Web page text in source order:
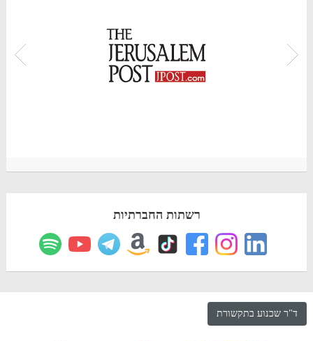
רשתות החברתיות
ד"ר שכנוע בתקשורת